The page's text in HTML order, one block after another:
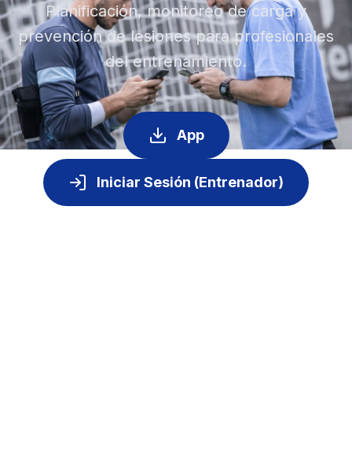
Planificación, monitoreo de carga y
prevención de lesiones para profesionales
del entrenamiento.
App
Iniciar Sesión (Entrenador)